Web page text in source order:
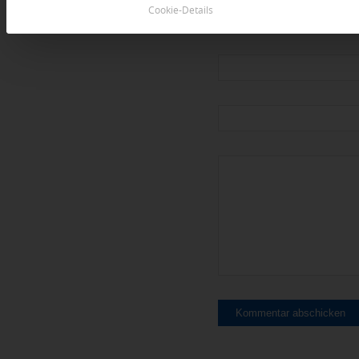
Cookie-Details